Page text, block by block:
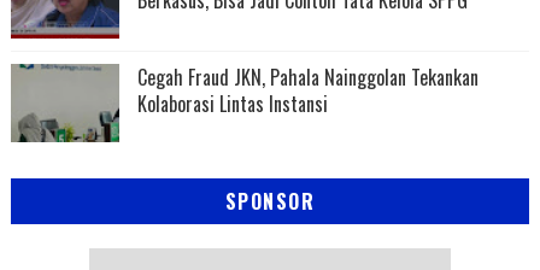
Cegah Fraud JKN, Pahala Nainggolan Tekankan
Kolaborasi Lintas Instansi
SPONSOR